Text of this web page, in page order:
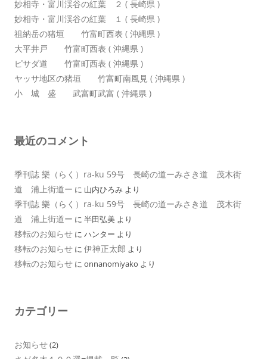
妙相寺・富川渓谷の紅葉 ２ ( 長崎県 )
妙相寺・富川渓谷の紅葉 １ ( 長崎県 )
祖納岳の猪垣 竹富町西表 ( 沖縄県 )
大平井戸 竹富町西表 ( 沖縄県 )
ピサダ道 竹富町西表 ( 沖縄県 )
ヤッサ地区の猪垣 竹富町南風見 ( 沖縄県 )
小 城 盛 武富町武富 ( 沖縄県 )
最近のコメント
季刊誌 樂（らく）ra-ku 59号 長崎の道ーみさき道 茂木街
道 浦上街道ー に 山内ひろみ より
季刊誌 樂（らく）ra-ku 59号 長崎の道ーみさき道 茂木街
道 浦上街道ー に 半田弘美 より
移転のお知らせ に ハンター より
移転のお知らせ に 伊神正太郎 より
移転のお知らせ に onnanomiyako より
カテゴリー
お知らせ(2)